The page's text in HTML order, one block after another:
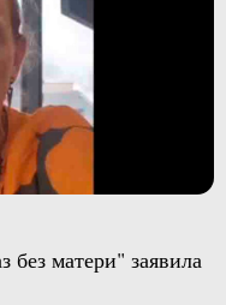
без матери" заявила